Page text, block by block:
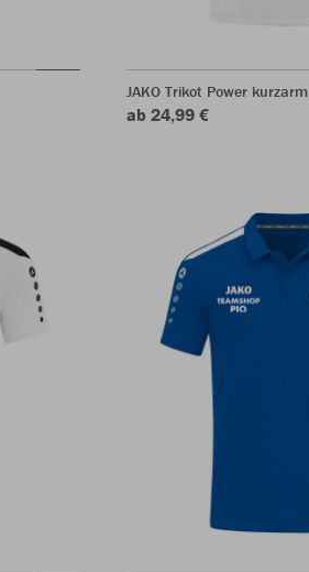
JAKO Trikot Power kurzarm
ab 24,99 €